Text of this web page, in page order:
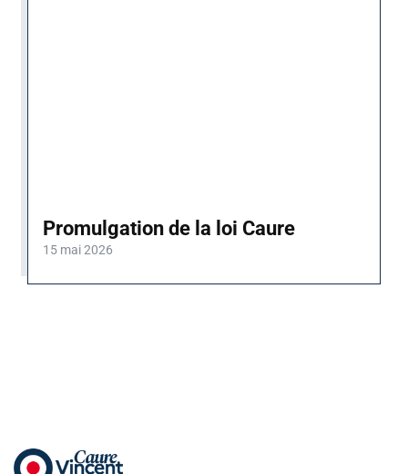
Promulgation de la loi Caure
15 mai 2026